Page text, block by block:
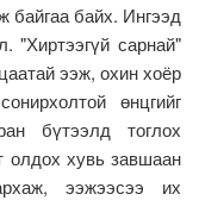
байгаа байх. Ингээд
"Хиртээгүй сарнай"
ээж, охин хоёр
өнцгийг
бүтээлд тоглох
олдох хувь завшаан
ээжээсээ их